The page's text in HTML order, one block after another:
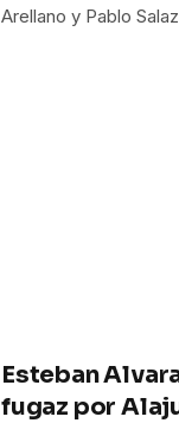
Arellano y Pablo
Esteban
fugaz por